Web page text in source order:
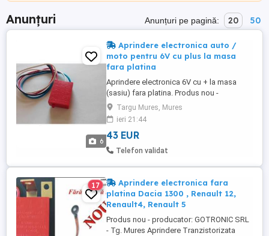
Anunțuri Anunțuri pe pagină: 20 50
6
Aprindere electronica auto /
moto pentru 6V cu plus la masa
fara platina
Aprindere electronica 6V cu + la masa
(sasiu) fara platina. Produs nou -
producator. - 20RON transportul cu un
courierat rapid indiferent de locatie. Se
ofera factura, instructiuni de utilizare,
certificat de garantie pentru 2 ani.
Aprindere electronica AT012 6 cu plus la
Targu Mures, Mures
ieri 21:44
43 EUR
Telefon validat
17
Aprindere electronica fara
platina Dacia 1300 , Renault 12,
Renault4, Renault 5
Produs nou - producator: GOTRONIC SRL
- Tg. Mures Aprindere Tranzistorizata